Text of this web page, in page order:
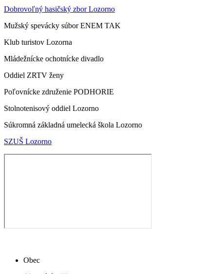
Dobrovoľný hasičský zbor Lozorno
Mužský spevácky súbor ENEM TAK
Klub turistov Lozorna
Mládežnícke ochotnícke divadlo
Oddiel ZRTV ženy
Poľovnícke združenie PODHORIE
Stolnotenisový oddiel Lozorno
Súkromná základná umelecká škola Lozorno
SZUŠ Lozorno
Obec